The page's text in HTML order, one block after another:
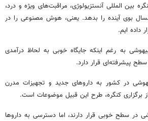
بین المللی آنستزیولوژی، مراقبت‌های ویژه و درد،
بوی آینده را بدهد. یعنی، هوش مصنوعی را در
داده ایم.
به رغم اینکه جایگاه خوبی به لحاظ درآمدی
پیشرفته‌ای قرار دارد.
در کشور به داروهای جدید و تجهیزات مدرن
برگزاری کنگره، طرح این قبیل موضوعات است.
در سطح خوبی قرار دارند، اما دسترسی به داروها